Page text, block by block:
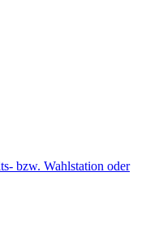
bzw. Wahlstation oder